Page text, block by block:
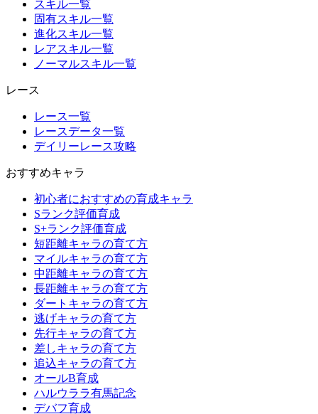
スキル一覧
固有スキル一覧
進化スキル一覧
レアスキル一覧
ノーマルスキル一覧
レース
レース一覧
レースデータ一覧
デイリーレース攻略
おすすめキャラ
初心者におすすめの育成キャラ
Sランク評価育成
S+ランク評価育成
短距離キャラの育て方
マイルキャラの育て方
中距離キャラの育て方
長距離キャラの育て方
ダートキャラの育て方
逃げキャラの育て方
先行キャラの育て方
差しキャラの育て方
追込キャラの育て方
オールB育成
ハルウララ有馬記念
デバフ育成